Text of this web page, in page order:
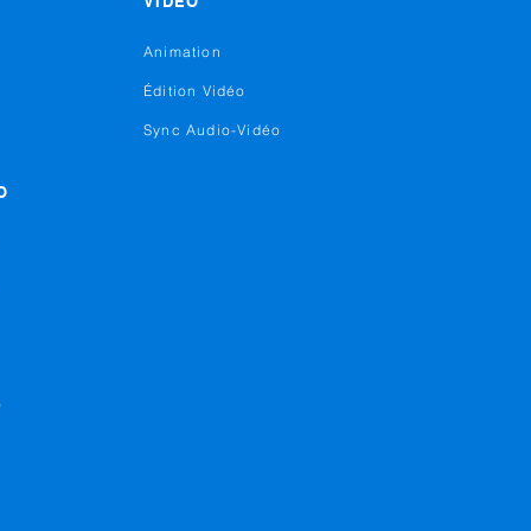
Animation
Édition Vidéo
Sync Audio-Vidéo